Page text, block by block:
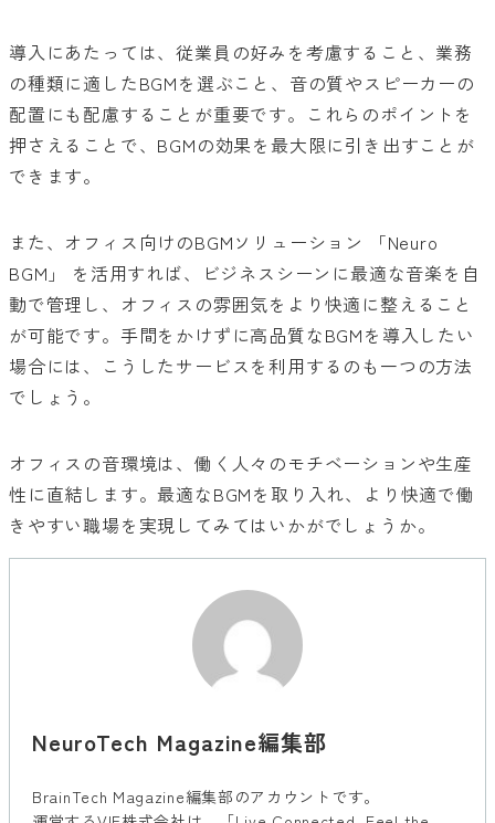
導入にあたっては、従業員の好みを考慮すること、業務
の種類に適したBGMを選ぶこと、音の質やスピーカーの
配置にも配慮することが重要です。これらのポイントを
押さえることで、BGMの効果を最大限に引き出すことが
できます。
また、オフィス向けのBGMソリューション 「Neuro
BGM」 を活用すれば、ビジネスシーンに最適な音楽を自
動で管理し、オフィスの雰囲気をより快適に整えること
が可能です。手間をかけずに高品質なBGMを導入したい
場合には、こうしたサービスを利用するのも一つの方法
でしょう。
オフィスの音環境は、働く人々のモチベーションや生産
性に直結します。最適なBGMを取り入れ、より快適で働
きやすい職場を実現してみてはいかがでしょうか。
NeuroTech Magazine編集部
BrainTech Magazine編集部のアカウントです。